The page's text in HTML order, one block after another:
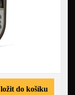
do košíku